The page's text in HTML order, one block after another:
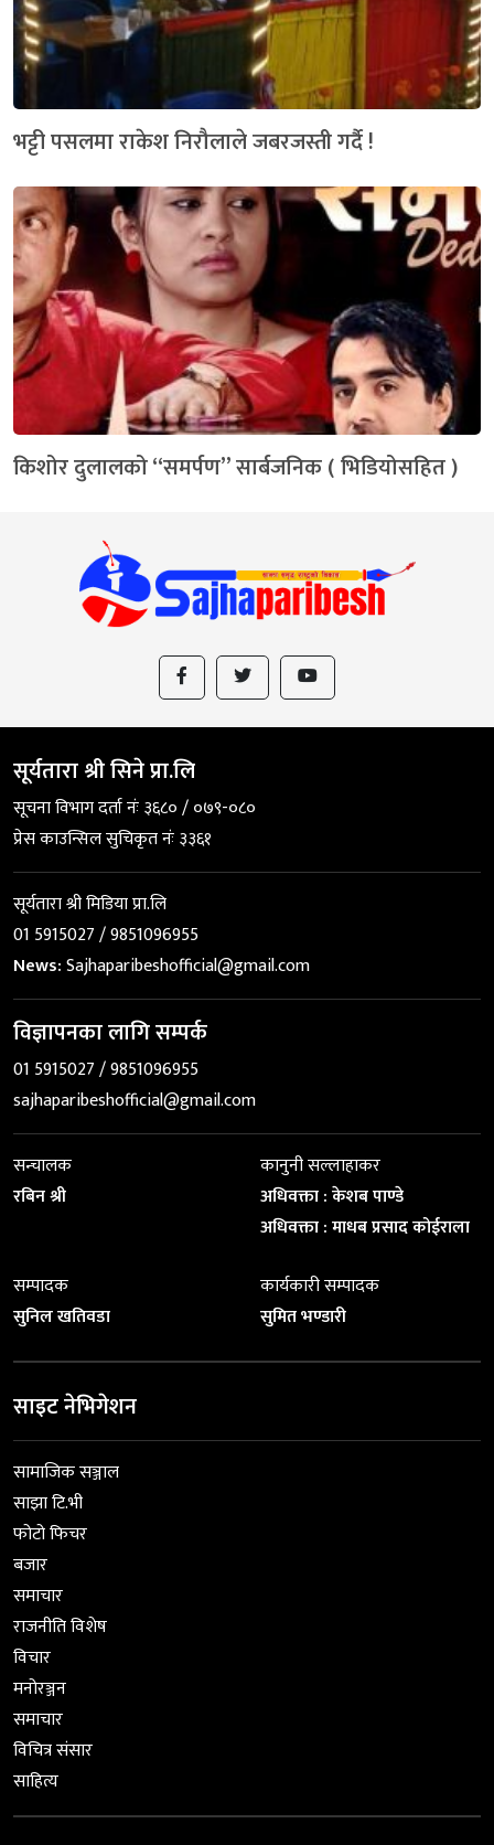
भट्टी पसलमा राकेश निरौलाले जबरजस्ती गर्दै !
किशोर दुलालको “समर्पण” सार्बजनिक ( भिडियोसहित )
सूर्यतारा श्री सिने प्रा.लि
सूचना विभाग दर्ता नंः ३६८० / ०७९-०८०
प्रेस काउन्सिल सुचिकृत नंः ३३६१
सूर्यतारा श्री मिडिया प्रा.लि
01 5915027 / 9851096955
News:Sajhaparibeshofficial@gmail.com
विज्ञापनका लागि सम्पर्क
01 5915027 / 9851096955
sajhaparibeshofficial@gmail.com
सन्चालक
रबिन श्री
कानुनी सल्लाहाकर
अधिवक्ता : केशब पाण्डे
अधिवक्ता : माधब प्रसाद कोईराला
सम्पादक
सुनिल खतिवडा
कार्यकारी सम्पादक
सुमित भण्डारी
साइट नेभिगेशन
सामाजिक सञ्जाल
साझा टि.भी
फोटो फिचर
बजार
समाचार
राजनीति विशेष
विचार
मनोरञ्जन
समाचार
विचित्र संसार
साहित्य